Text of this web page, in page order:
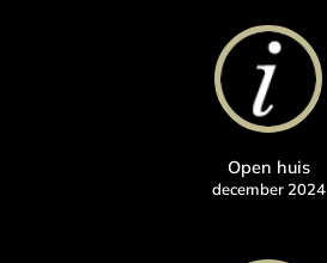
Open huis
december 2024